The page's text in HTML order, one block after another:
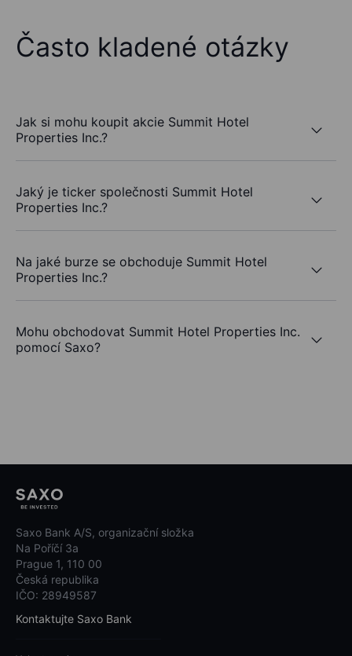
Často kladené otázky
Jak si mohu koupit akcie Summit Hotel
Properties Inc.?
Jaký je ticker společnosti Summit Hotel
Properties Inc.?
Na jaké burze se obchoduje Summit Hotel
Properties Inc.?
Mohu obchodovat Summit Hotel Properties Inc.
pomocí Saxo?
Saxo Bank A/S, organizační složka
Na Poříčí 3a
Prague 1, 110 00
Česká republika
IČO: 28949587
Kontaktujte Saxo Bank